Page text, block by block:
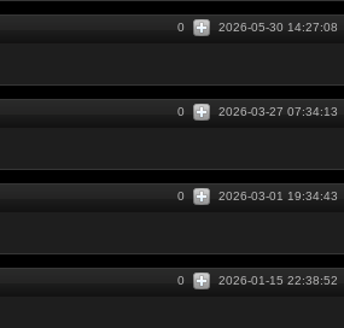
2026-05-30 14:27:08
0
2026-03-27 07:34:13
0
2026-03-01 19:34:43
0
2026-01-15 22:38:52
0